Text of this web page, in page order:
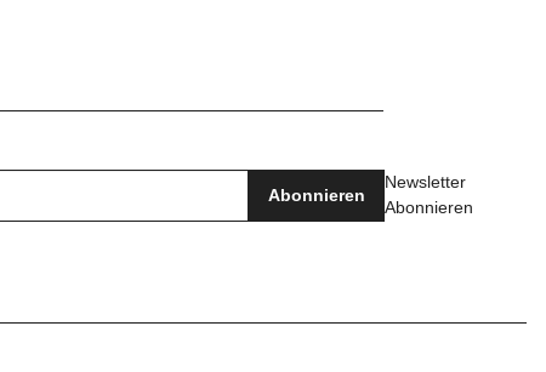
Abonnieren
Newsletter
Abonnieren